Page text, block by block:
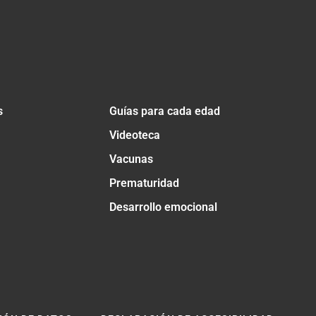
Guías para cada edad
Videoteca
Vacunas
Prematuridad
Desarrollo emocional